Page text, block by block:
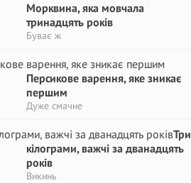
Морквина, яка мовчала
тринадцять років
Буває ж
Персикове варення, яке зникає
першим
Дуже смачне
Три
кілограми, важчі за дванадцять
років
Викинь